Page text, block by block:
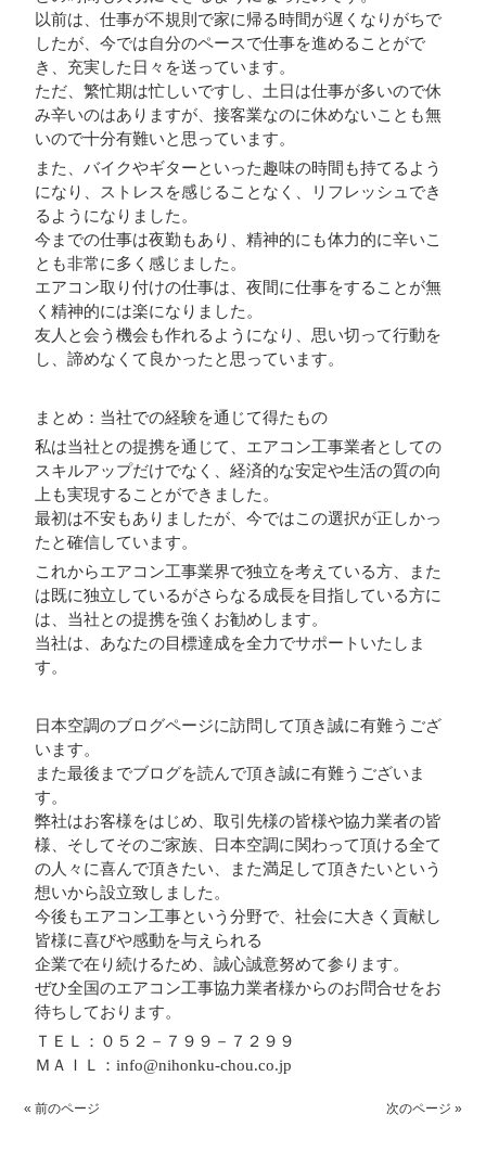
以前は、仕事が不規則で家に帰る時間が遅くなりがちで
したが、今では自分のペースで仕事を進めることがで
き、充実した日々を送っています。
ただ、繁忙期は忙しいですし、土日は仕事が多いので休
み辛いのはありますが、接客業なのに休めないことも無
いので十分有難いと思っています。
また、バイクやギターといった趣味の時間も持てるよう
になり、ストレスを感じることなく、リフレッシュでき
るようになりました。
今までの仕事は夜勤もあり、精神的にも体力的に辛いこ
とも非常に多く感じました。
エアコン取り付けの仕事は、夜間に仕事をすることが無
く精神的には楽になりました。
友人と会う機会も作れるようになり、思い切って行動を
し、諦めなくて良かったと思っています。
まとめ：当社での経験を通じて得たもの
私は当社との提携を通じて、エアコン工事業者としての
スキルアップだけでなく、経済的な安定や生活の質の向
上も実現することができました。
最初は不安もありましたが、今ではこの選択が正しかっ
たと確信しています。
これからエアコン工事業界で独立を考えている方、また
は既に独立しているがさらなる成長を目指している方に
は、当社との提携を強くお勧めします。
当社は、あなたの目標達成を全力でサポートいたしま
す。
日本空調のブログページに訪問して頂き誠に有難うござ
います。
また最後までブログを読んで頂き誠に有難うございま
す。
弊社はお客様をはじめ、取引先様の皆様や協力業者の皆
様、そしてそのご家族、日本空調に関わって頂ける全て
の人々に喜んで頂きたい、また満足して頂きたいという
想いから設立致しました。
今後もエアコン工事という分野で、社会に大きく貢献し
皆様に喜びや感動を与えられる
企業で在り続けるため、誠心誠意努めて参ります。
ぜひ全国のエアコン工事協力業者様からのお問合せをお
待ちしております。
ＴＥＬ：０５２－７９９－７２９９
ＭＡＩＬ：info@nihonku-chou.co.jp
« 前のページ 次のページ »